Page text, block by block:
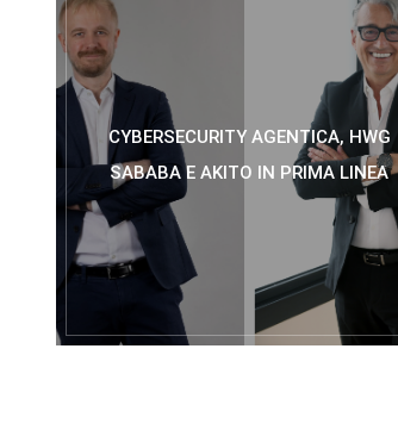
CYBERSECURITY AGENTICA, HWG
SABABA E AKITO IN PRIMA LINEA